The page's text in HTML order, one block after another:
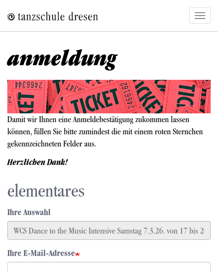
zum
Inhalt
anmeldung
Bild
Damit wir Ihnen eine Anmeldebestätigung zukommen lassen
können, füllen Sie bitte zumindest die mit einem roten Sternchen
gekennzeichneten Felder aus.
Herzlichen Dank!
elementares
Ihre Auswahl
Ihre E-Mail-Adresse